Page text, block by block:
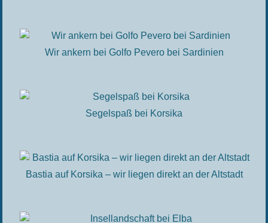
Wir ankern bei Golfo Pevero bei Sardinien
Segelspaß bei Korsika
Bastia auf Korsika – wir liegen direkt an der Altstadt